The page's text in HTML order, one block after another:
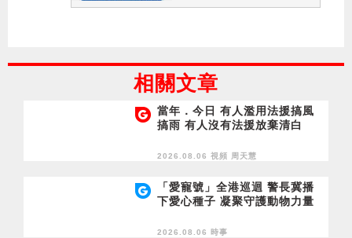
相關文章
當年．今日 有人濫用法援搞風
搞雨 有人沒有法援放棄清白
2026.08.06 視頻 周天慧
「愛寵號」全港巡迴 警長冀播
下愛心種子 凝聚守護動物力量
2026.08.06 時事